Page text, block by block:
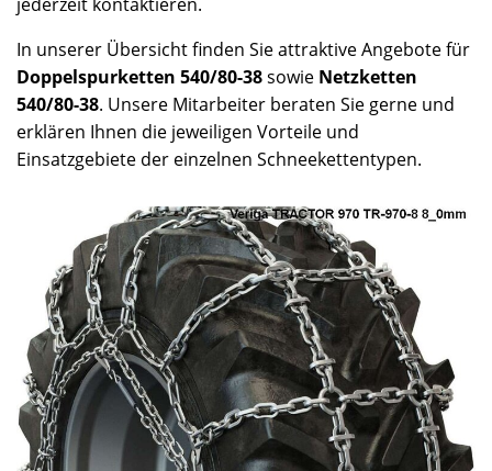
In unserer Übersicht finden Sie attraktive Angebote für
Doppelspurketten 540/80-38sowie Netzketten
540/80-38. Unsere Mitarbeiter beraten Sie gerne und
erklären Ihnen die jeweiligen Vorteile und
Einsatzgebiete der einzelnen Schneekettentypen.